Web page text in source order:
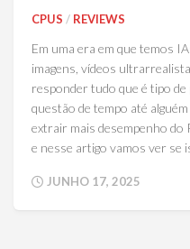
CPUS / REVIEWS
Em uma era em que temos
imagens, vídeos
responder tudo que é tipo
questão de tempo até
extrair mais desempenho do
e nesse artigo vamos ver se
JUNHO 17, 2025